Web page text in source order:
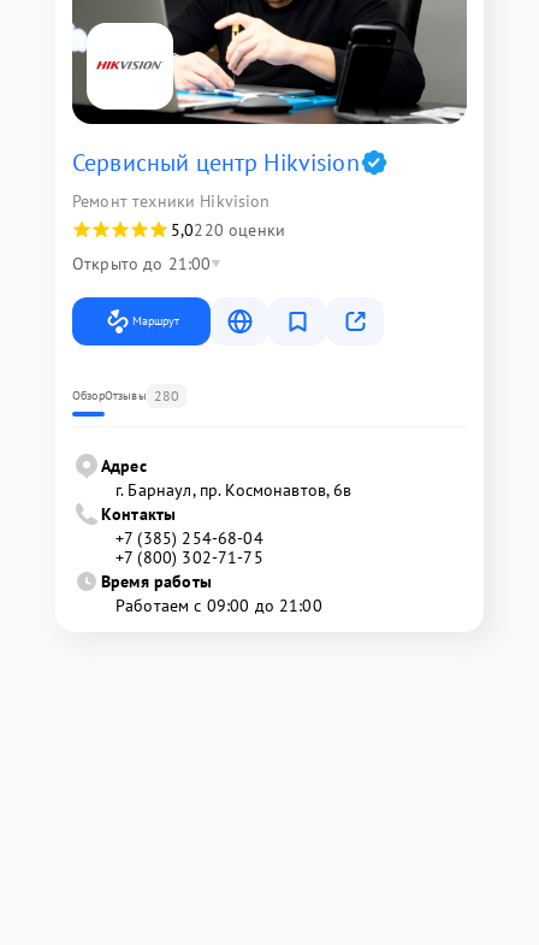
Сервисный центр Hikvision
Ремонт техники Hikvision
5,0220 оценки
Открыто до 21:00
Маршрут
ОбзорОтзывы 280
Адрес
г. Барнаул, ​пр. Космонавтов, 6в
Контакты
+7 (385) 254-68-04
+7 (800) 302-71-75
Время работы
Работаем с 09:00 до 21:00